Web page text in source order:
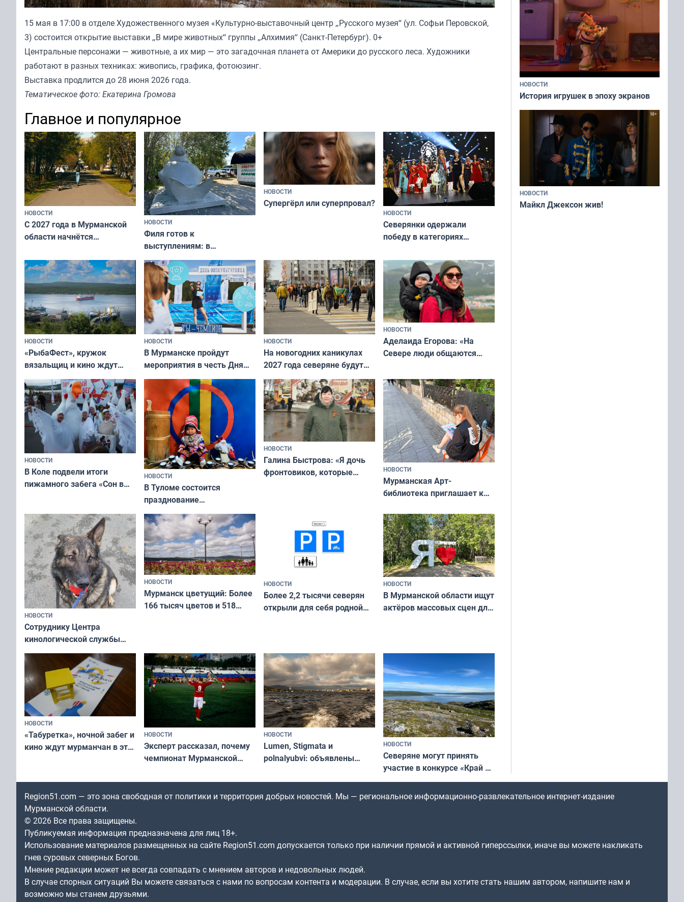
15 мая в 17:00 в отделе Художественного музея «Культурно-выставочный центр „Русского музея“ (ул. Софьи Перовской,
3) состоится открытие выставки „В мире животных“ группы „Алхимия“ (Санкт-Петербург). 0+
Центральные персонажи — животные, а их мир — это загадочная планета от Америки до русского леса. Художники
работают в разных техниках: живопись, графика, фотоюзинг.
Выставка продлится до 28 июня 2026 года.
Тематическое фото: Екатерина Громова
Главное и популярное
НОВОСТИ
С 2027 года в Мурманской
области начнётся
подростков от ВПЧ
НОВОСТИ
Филя готов к
выступлениям: в
мурманском океанариуме
рассказали о состоянии
тюленей
НОВОСТИ
Супергёрл или суперпровал?
НОВОСТИ
Северянки одержали
победу в категориях
«Мисс и Миссис Великая
Русь»
НОВОСТИ
«РыбаФест», кружок
вязальщиц и кино ждут
мурманчан в эти выходные
НОВОСТИ
В Мурманске пройдут
мероприятия в честь Дня
физкультурника
НОВОСТИ
На новогодних каникулах
2027 года северяне будут
отдыхать 11 дней
НОВОСТИ
Аделаида Егорова: «На
Севере люди общаются
а потому что
ты им интересен»
НОВОСТИ
В Коле подвели итоги
пижамного забега «Сон в
НОВОСТИ
В Туломе состоится
празднование
Международного дня
коренных народов мира
НОВОСТИ
Галина Быстрова: «Я дочь
фронтовиков, которые
НОВОСТИ
Мурманская Арт-
библиотека приглашает к
и фотографов
НОВОСТИ
Сотруднику Центра
кинологической службы
ищут новый дом
НОВОСТИ
Мурманск цветущий: Более
166 тысяч цветов и 518
НОВОСТИ
Более 2,2 тысячи северян
открыли для себя родной
НОВОСТИ
В Мурманской области ищут
актёров массовых сцен для
НОВОСТИ
«Табуретка», ночной забег и
кино ждут мурманчан в эти
НОВОСТИ
Эксперт рассказал, почему
чемпионат Мурманской
незамеченным
НОВОСТИ
Lumen, Stigmata и
polnalyubvi: объявлены
«Имандра» в 2026 года
НОВОСТИ
Северяне могут принять
участие в конкурсе «Край у
северной границы: фотогид
по Печенгскому округу»
НОВОСТИ
История игрушек в эпоху экранов
НОВОСТИ
Майкл Джексон жив!
Region51.com — это зона свободная от политики и территория добрых новостей. Мы — региональное информационно-развлекательное интернет-издание
Мурманской области.
© 2026 Все права защищены.
Публикуемая информация предназначена для лиц 18+.
Использование материалов размещенных на сайте Region51.com допускается только при наличии прямой и активной гиперссылки, иначе вы можете накликать
гнев суровых северных Богов.
Мнение редакции может не всегда совпадать с мнением авторов и недовольных людей.
В случае спорных ситуаций Вы можете связаться с нами по вопросам контента и модерации. В случае, если вы хотите стать нашим автором, напишите нам и
возможно мы станем друзьями.